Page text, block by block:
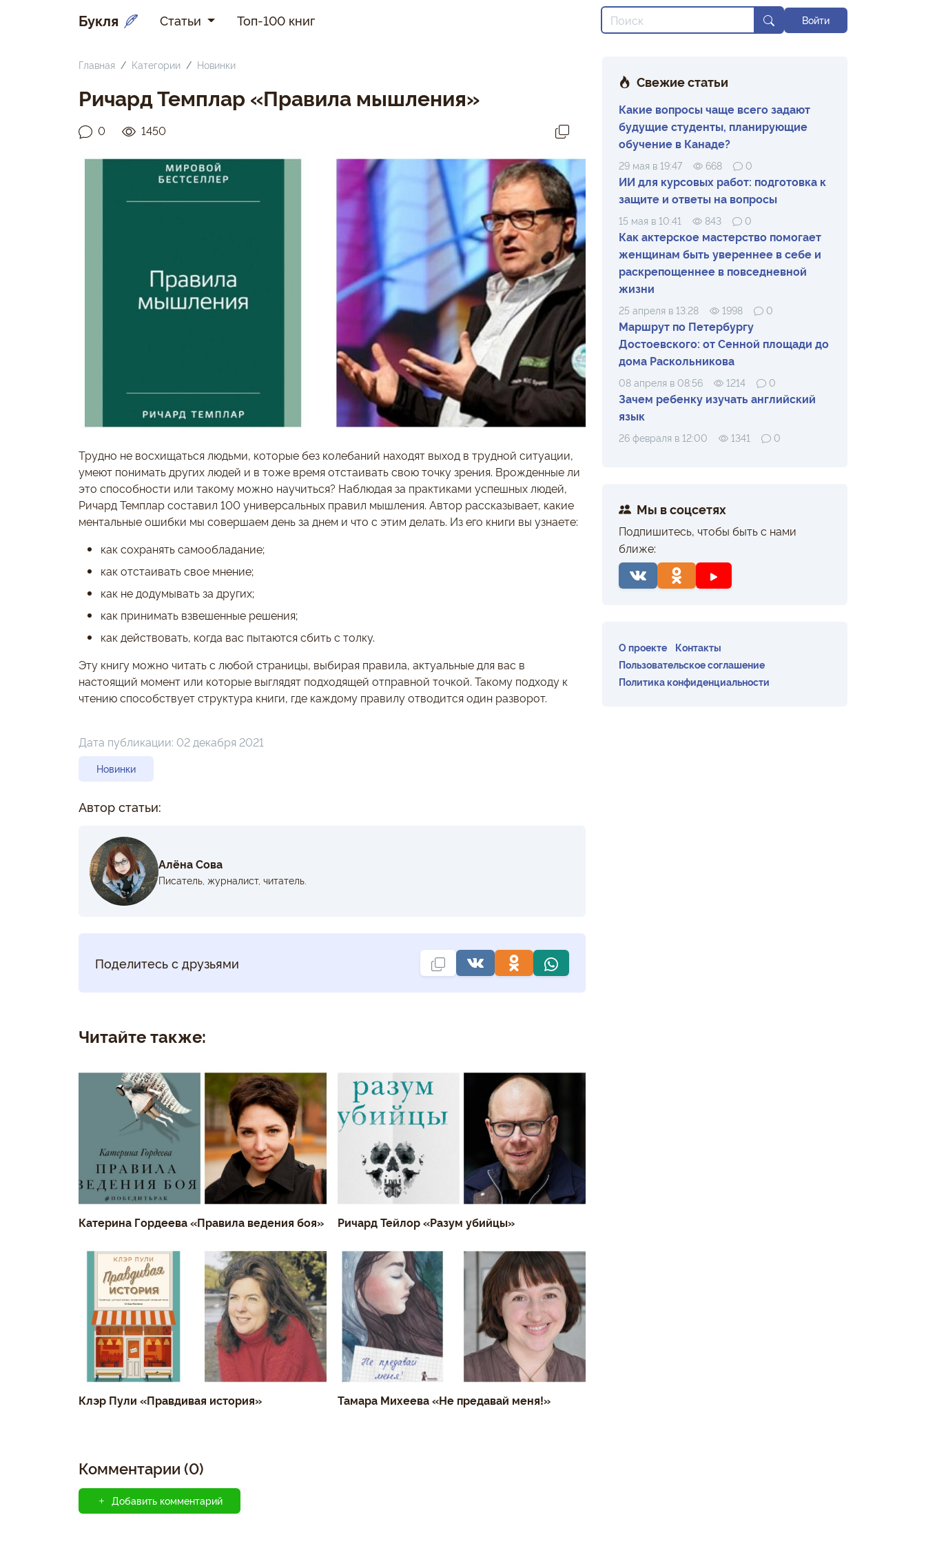
Букля Статьи Топ-100 книг Войти
Главная Категории Новинки
Ричард Темплар «Правила мышления»
0 1450
Трудно не восхищаться людьми, которые без колебаний находят выход в трудной ситуации,
умеют понимать других людей и в тоже время отстаивать свою точку зрения. Врожденные ли
это способности или такому можно научиться? Наблюдая за практиками успешных людей,
Ричард Темплар составил 100 универсальных правил мышления. Автор рассказывает, какие
ментальные ошибки мы совершаем день за днем и что с этим делать. Из его книги вы узнаете:
как сохранять самообладание;
как отстаивать свое мнение;
как не додумывать за других;
как принимать взвешенные решения;
как действовать, когда вас пытаются сбить с толку.
Эту книгу можно читать с любой страницы, выбирая правила, актуальные для вас в
настоящий момент или которые выглядят подходящей отправной точкой. Такому подходу к
чтению способствует структура книги, где каждому правилу отводится один разворот.
Дата публикации: 02 декабря 2021
Новинки
Автор статьи:
Алёна Сова
Писатель, журналист, читатель.
Поделитесь с друзьями
Читайте также:
Катерина Гордеева «Правила ведения боя» Ричард Тейлор «Разум убийцы»
Клэр Пули «Правдивая история» Тамара Михеева «Не предавай меня!»
Комментарии (0)
Добавить комментарий
Свежие статьи
Какие вопросы чаще всего задают
будущие студенты, планирующие
обучение в Канаде?
29 мая в 19:47 668 0
ИИ для курсовых работ: подготовка к
защите и ответы на вопросы
15 мая в 10:41 843 0
Как актерское мастерство помогает
женщинам быть увереннее в себе и
раскрепощеннее в повседневной
жизни
25 апреля в 13:28 1998 0
Маршрут по Петербургу
Достоевского: от Сенной площади до
дома Раскольникова
08 апреля в 08:56 1214 0
Зачем ребенку изучать английский
язык
26 февраля в 12:00 1341 0
Мы в соцсетях
Подпишитесь, чтобы быть с нами
ближе:
О проекте
Контакты
Пользовательское соглашение
Политика конфиденциальности